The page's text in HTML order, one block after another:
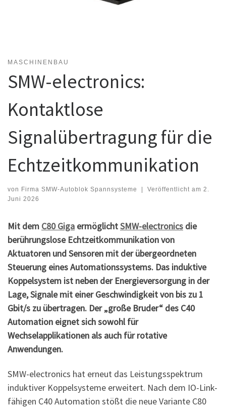
MASCHINENBAU
SMW-electronics:
Kontaktlose
Signalübertragung für die
Echtzeitkommunikation
von Firma SMW-Autoblok Spannsysteme | Veröffentlicht am 2.
Juni 2026
Mit dem C80 Giga ermöglichtSMW-electronics die
berührungslose Echtzeitkommunikation von
Aktuatoren und Sensoren mit der übergeordneten
Steuerung eines Automationssystems. Das induktive
Koppelsystem ist neben der Energieversorgung in der
Lage, Signale mit einer Geschwindigkeit von bis zu 1
Gbit/s zu übertragen. Der „große Bruder“ des C40
Automation eignet sich sowohl für
Wechselapplikationen als auch für rotative
Anwendungen.
SMW-electronics hat erneut das Leistungsspektrum
induktiver Koppelsysteme erweitert. Nach dem IO-Link-
fähigen C40 Automation stößt die neue Variante C80